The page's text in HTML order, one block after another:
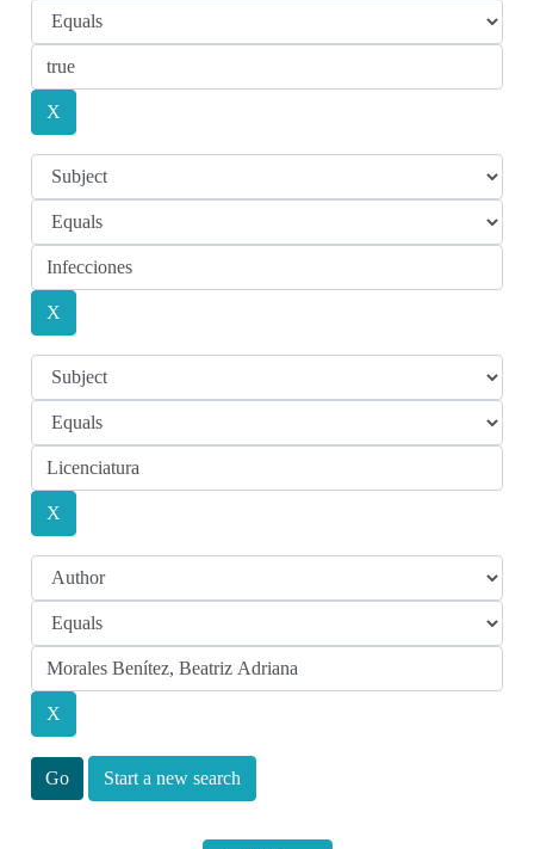
Start a new search